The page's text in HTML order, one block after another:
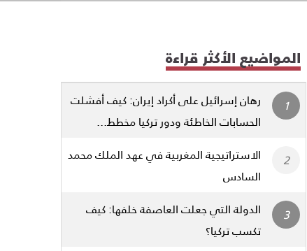
المواضيع الأكثر قراءة
رهان إسرائيل على أكراد إيران: كيف أفشلت
الحسابات الخاطئة ودور تركيا مخطط...
الاستراتيجية المغربية في عهد الملك محمد
السادس
الدولة التي جعلت العاصفة خلفها: كيف
تكسب تركيا؟